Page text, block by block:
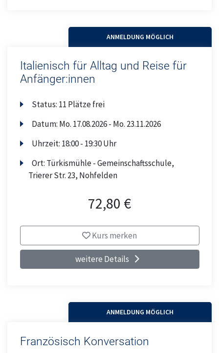
ANMELDUNG MÖGLICH
Italienisch für Alltag und Reise für
Anfänger:innen
Status: 11 Plätze frei
Datum: Mo. 17.08.2026 - Mo. 23.11.2026
Uhrzeit: 18:00 - 19:30 Uhr
Ort: Türkismühle - Gemeinschaftsschule,
Trierer Str. 23, Nohfelden
72,80 €
Kurs merken
weitere Details
ANMELDUNG MÖGLICH
Französisch Konversation